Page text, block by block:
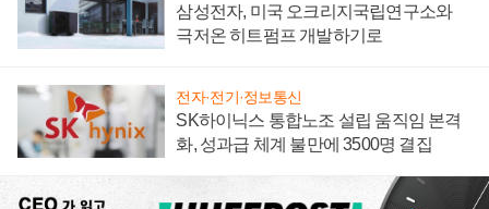
삼성전자, 미국 오크리지국립연구소와
극저온 히트펌프 개발하기로
전자·전기·정보통신
SK하이닉스 통합노조 설립 움직임 본격
화, 성과급 체계 불만에 3500명 결집